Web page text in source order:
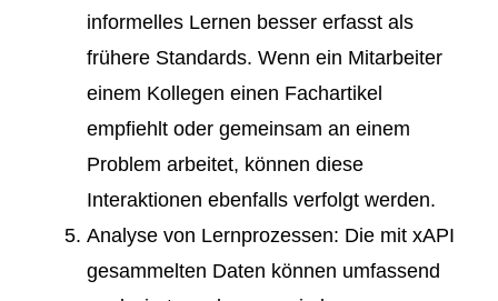
informelles Lernen besser erfasst als
frühere Standards. Wenn ein Mitarbeiter
einem Kollegen einen Fachartikel
empfiehlt oder gemeinsam an einem
Problem arbeitet, können diese
Interaktionen ebenfalls verfolgt werden.
Analyse von Lernprozessen: Die mit xAPI
gesammelten Daten können umfassend